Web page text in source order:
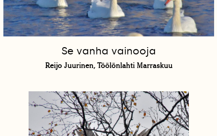
Se vanha vainooja
Reijo Juurinen, Töölönlahti Marraskuu